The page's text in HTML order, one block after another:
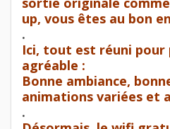
up, vous êtes au bon
.
Ici, tout est réuni pour
agréable :
Bonne ambiance,
animations variées et
.